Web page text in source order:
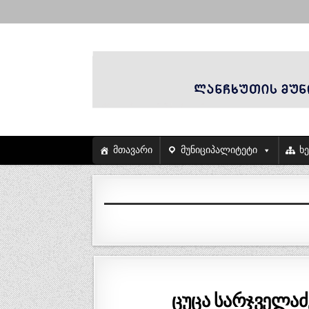
მთავარი მუნიციპალიტეტი
ცუცა